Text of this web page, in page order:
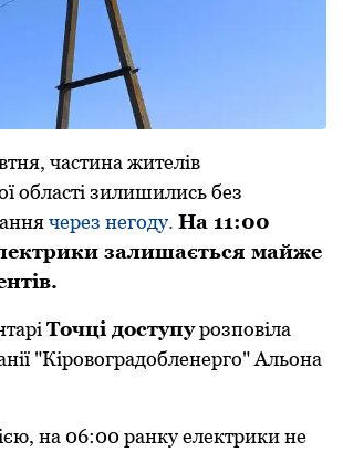
частина жителів
області зилишились без
через негоду. На 11:00
залишається майже
Точці доступурозповіла
"Кіровоградобленерго" Альона
на 06:00 ранку електрики не